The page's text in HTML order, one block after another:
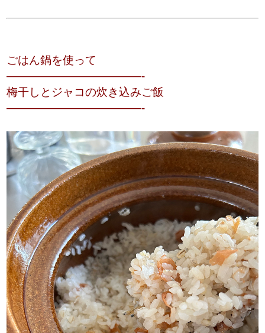
ごはん鍋を使って
————————————-
梅干しとジャコの炊き込みご飯
————————————-